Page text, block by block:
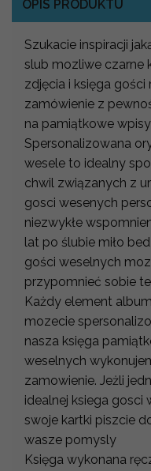
OPIS PRODUKTU
Szukacie inspiracji
slub mozliwe czarne
zdjęcia i księga gości
zamówienie z
na pamiątkowe
Spersonalizowana
wesele to idealny
chwil związanych z
gosci wesenych
niezwykłe
lat po ślubie miło
gości weselnych
przypomnieć sobie
Każdy element
mozecie
nasza księga
weselnych
zamowienie. Jeżli
idealnej ksiega gosci
swoje kartki piszcie
wasze pomysly
Księga wykonana